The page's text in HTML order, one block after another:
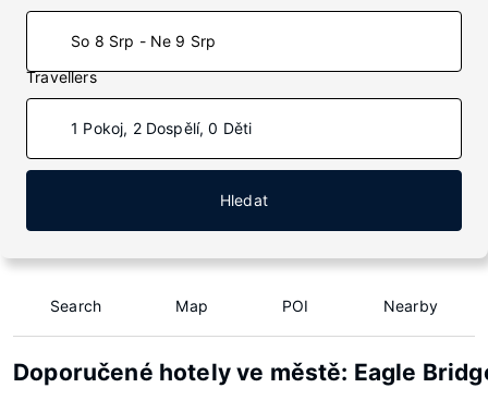
So 8 Srp - Ne 9 Srp
Travellers
1 Pokoj, 2 Dospělí, 0 Děti
Hledat
Search Map POI Nearby
Doporučené hotely ve městě: Eagle